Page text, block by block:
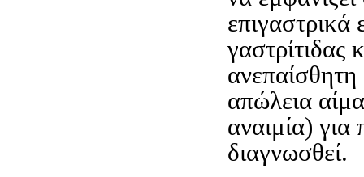
επιγαστρικά
γαστρίτιδας
απώλεια
αναιμία) για
διαγνωσθεί.